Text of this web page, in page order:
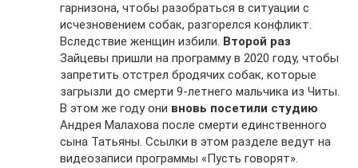
гарнизона, чтобы разобраться в ситуации с
исчезновением собак, разгорелся конфликт.
Вследствие женщин избили. Второй раз
Зайцевы пришли на программу в 2020 году, чтобы
запретить отстрел бродячих собак, которые
загрызли до смерти 9-летнего мальчика из Читы.
В этом же году они вновь посетили студию
Андрея Малахова после смерти единственного
сына Татьяны. Ссылки в этом разделе ведут на
видеозаписи программы «Пусть говорят».